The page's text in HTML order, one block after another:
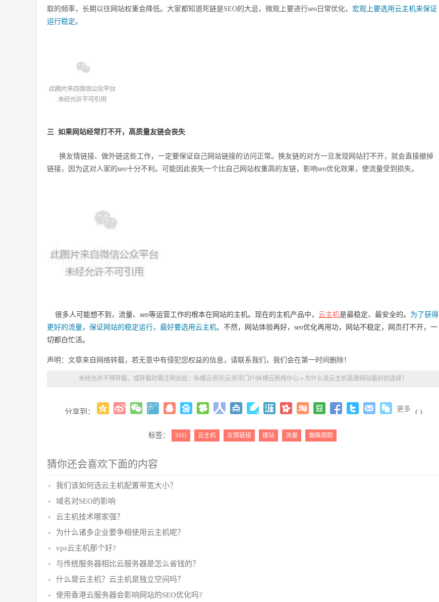
取的频率，长期以往网站权重会降低。大家都知道死链是SEO的大忌，微观上要进行seo日常优化， 宏观上要选用云主机来保证
运行稳定。
三 如果网站经常打不开，高质量友链会丧失
换友情链接、做外链这些工作，一定要保证自己网站链接的访问正常。换友链的对方一旦发现网站打不开，就会直接撤掉
链接，因为这对人家的seo十分不利。可能因此丧失一个比自己网站权重高的友链，影响seo优化效果，使流量受到损失。
很多人可能想不到，流量、seo等运营工作的根本在网站的主机。现在的主机产品中， 云主机是最稳定、最安全的。 为了获得
更好的流量，保证网站的稳定运行，最好要选用云主机。 不然，网站体验再好，seo优化再用功，网站不稳定，网页打不开，一
切都白忙活。
声明：文章来自网络转载，若无意中有侵犯您权益的信息，请联系我们，我们会在第一时间删除！
未经允许不得转载，或转载时需注明出处： 纵横云资讯|云资讯门户|纵横云新闻中心 » 为什么说云主机是建网站最好的选择！
分享到： 更多 ( )
标签： SEO 云主机 友情链接 建站 流量 蜘蛛爬取
猜你还会喜欢下面的内容
我们该如何选云主机配置带宽大小？
域名对SEO的影响
云主机技术哪家强？
为什么诸多企业要争相使用云主机呢？
vps云主机那个好?
与传统服务器相比云服务器是怎么省钱的？
什么是云主机？云主机是独立空间吗？
使用香港云服务器会影响网站的SEO优化吗?